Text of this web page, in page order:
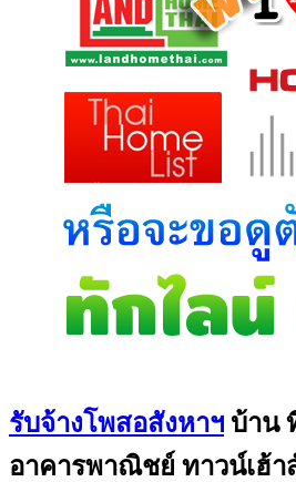
รับจ้างโพสอสังหาฯ บ้าน
อาคารพาณิชย์ ทาวน์เฮ้า